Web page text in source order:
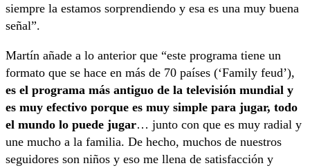
siempre la estamos sorprendiendo y esa es una muy buena
señal”.
Martín añade a lo anterior que “este programa tiene un
formato que se hace en más de 70 países (‘Family feud’),
es el programa más antiguo de la televisión mundial y
es muy efectivo porque es muy simple para jugar, todo
el mundo lo puede jugar… junto con que es muy radial y
une mucho a la familia. De hecho, muchos de nuestros
seguidores son niños y eso me llena de satisfacción y